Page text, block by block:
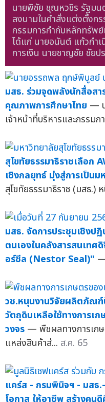
นายพิชัย ชุณหวชิร รัฐมน
ลงนามในคำสั่งแต่งตั้ง
กรรมการกำกับหลักทรัพ
ได้แก่ นายอนันต์ แก้วกำ
การเงิน นายชาญชัย ชัยป
มสธ. ร่วมจุดพลังนักสื่อสา
คุณภาพการศึกษาไทย —
เจ้าหน้าที่บริหารและกรรม
สุโขทัยธรรมาธิราชเลือก
เชิงกลยุทธ์ มุ่งสู่การเป็น
สุโขทัยธรรมาธิราช (มสธ.)
มสธ. จัดการประชุมเชิงป
ตนเองในคลังสารสนเทศ
อร์ซีล (Nestor Seal)"
วช.หนุนงานวิจัยผลิตภัณ
วัตถุดิบเหลือใช้ทางการเ
วงจร — พืชผลทางการเกษ
แหล่งสินค้าส่... ส.ค. 65
แคร์ส - กรมพินิจฯ - มสธ